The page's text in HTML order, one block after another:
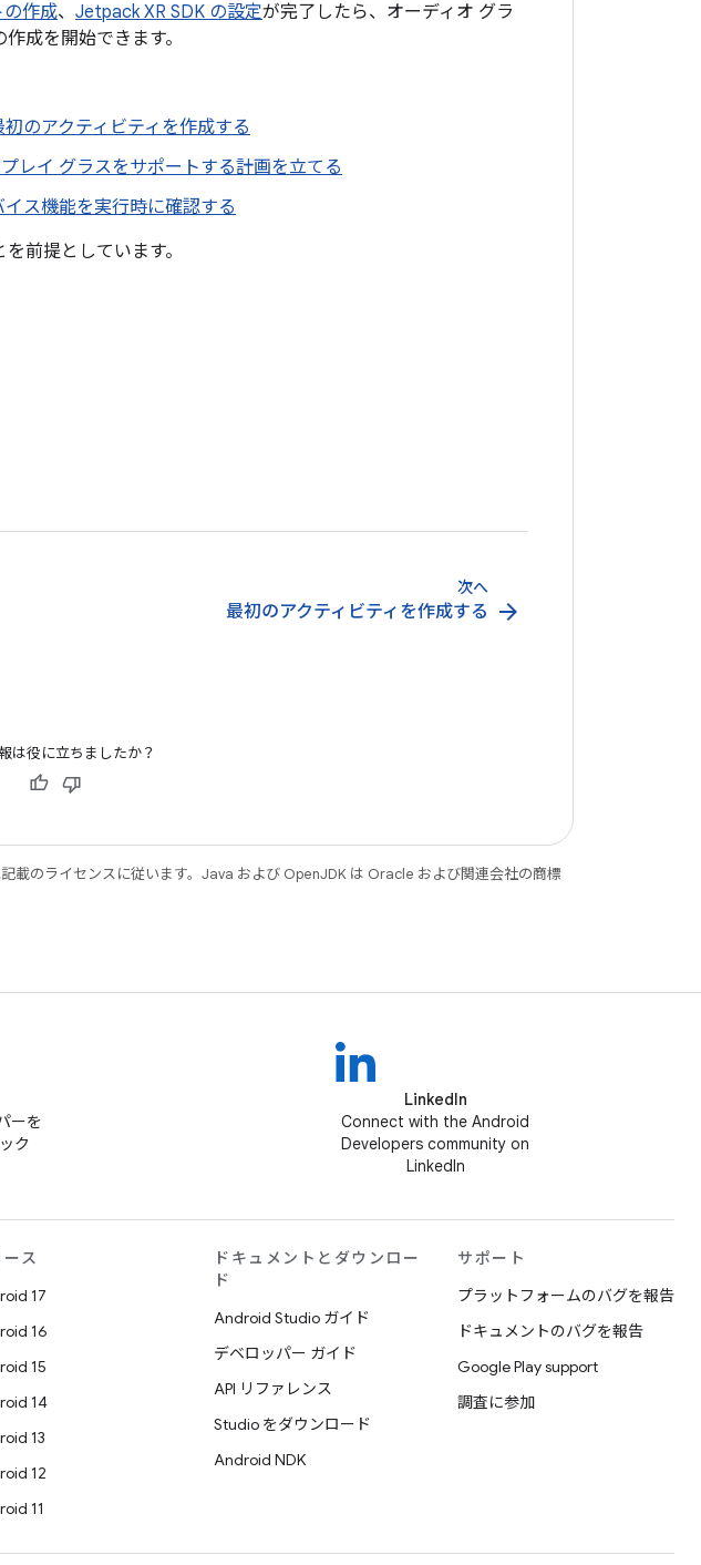
の作成、 Jetpack XR SDK の設定が完了したら、オーディオ グラ
成を開始できます。
のアクティビティを作成する
レイ グラスをサポートする計画を立てる
ス機能を実行時に確認する
前提としています。
次へ
最初のアクティビティを作成する arrow_forward
は役に立ちましたか？
記載のライセンスに従います。Java および OpenJDK は Oracle および関連会社の商標
ーを
ク
LinkedIn
Connect with the Android
Developers community on
LinkedIn
ース
17
16
15
14
13
12
11
ドキュメントとダウンロー
ド
Android Studio ガイド
デベロッパー ガイド
API リファレンス
Studio をダウンロード
Android NDK
サポート
プラットフォームのバグを報告
ドキュメントのバグを報告
Google Play support
調査に参加